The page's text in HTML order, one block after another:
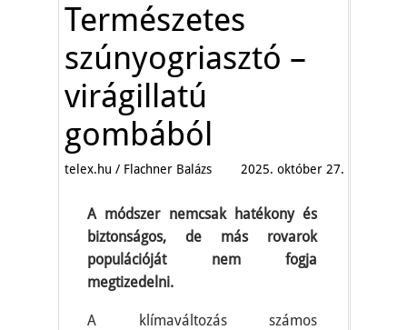
Természetes
szúnyogriasztó –
virágillatú
gombából
telex.hu / Flachner Balázs 2025. október 27.
A módszer nemcsak hatékony és
biztonságos, de más rovarok
populációját nem fogja
megtizedelni.
A klímaváltozás számos